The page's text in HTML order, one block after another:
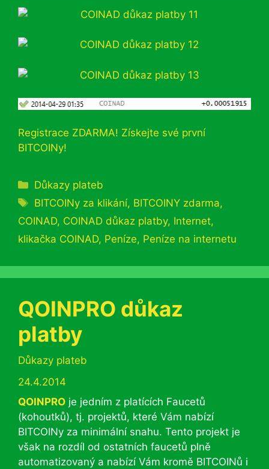
Registrace ZDARMA! Získejte své první
BITCOINy!
Rubriky
Důkazy plateb
Štítky
BITCOINy za klikání, BITCOINY zdarma,
COINAD, COINAD důkaz platby, Internet,
klikačka COINAD, Peníze, Peníze na internetu
QOINPRO důkaz
platby
Rubriky
Důkazy plateb
24.4.2014
QOINPRO je jedním z platících Faucetů
(kohoutků), tj. projektů, které Vám nabízí
BITCOINy za minimální snahu. Tento projekt je
však na rozdíl od ostatních faucetů plně
automatizovaný a nabízí Vám kromě BITCOINů i